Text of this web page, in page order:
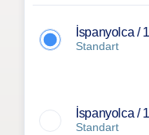
İspanyolca /
Standart
İspanyolca /
Standart